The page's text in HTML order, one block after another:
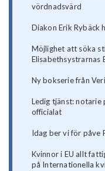
vördnadsvärd
Diakon Erik Rybäck
Möjlighet att söka
Elisabethsystrarnas
Ny bokserie från
Ledig tjänst:
officialat
Idag ber vi för påve
Kvinnor i EU allt
på Internationella